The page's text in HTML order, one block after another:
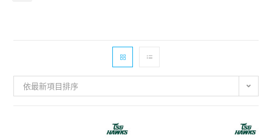
依最新項目排序